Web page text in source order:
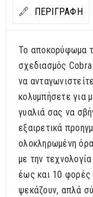
ΠΕΡΙΓΡΑΦΗ
Το αποκορύφωμα
σχεδιασμός
να
κολυμπήσετε για
γυαλιά σας να
εξαιρετικά
ολοκληρωμένη
με την
έως και 10 φορές
ψεκάζουν, απλά